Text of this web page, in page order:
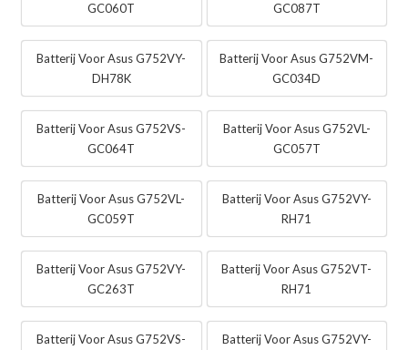
GC060T
GC087T
Batterij Voor Asus G752VY-
DH78K
Batterij Voor Asus G752VM-
GC034D
Batterij Voor Asus G752VS-
GC064T
Batterij Voor Asus G752VL-
GC057T
Batterij Voor Asus G752VL-
GC059T
Batterij Voor Asus G752VY-
RH71
Batterij Voor Asus G752VY-
GC263T
Batterij Voor Asus G752VT-
RH71
Batterij Voor Asus G752VS-
Batterij Voor Asus G752VY-